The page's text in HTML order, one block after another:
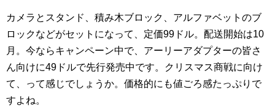
カメラとスタンド、積み木ブロック、アルファベットのブ
ロックなどがセットになって、定価99ドル。配送開始は10
月。今ならキャンペーン中で、アーリーアダプターの皆さ
ん向けに49ドルで先行発売中です。クリスマス商戦に向け
て、って感じでしょうか。価格的にも値ごろ感たっぷりで
すよね。